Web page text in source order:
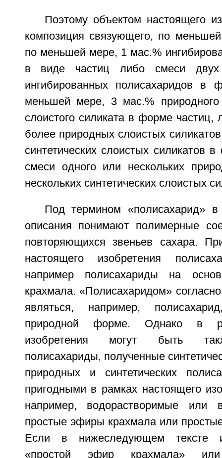
Поэтому объектом настоящего
композиция связующего, по
по меньшей мере, 1 мас.%
в виде частиц либо смеси
ингибированных полисахаридов в
меньшей мере, 3 мас.% природного
слоистого силиката в форме частиц,
более природных слоистых
синтетических слоистых силикатов
смеси одного или нескольких
нескольких синтетических слоистых
Под термином «полисахарид» в
описания понимают полимерные
повторяющихся звеньев сахара.
настоящего изобретения
например полисахариды на
крахмала. «Полисахаридом»
являться, например,
природной форме. Однако в
изобретения могут быть
полисахариды, полученные
природных и синтетических
пригодными в рамках настоящего
например, водорастворимые или
простые эфиры крахмала или
Если в нижеследующем тексте
«простой эфир крахмала»